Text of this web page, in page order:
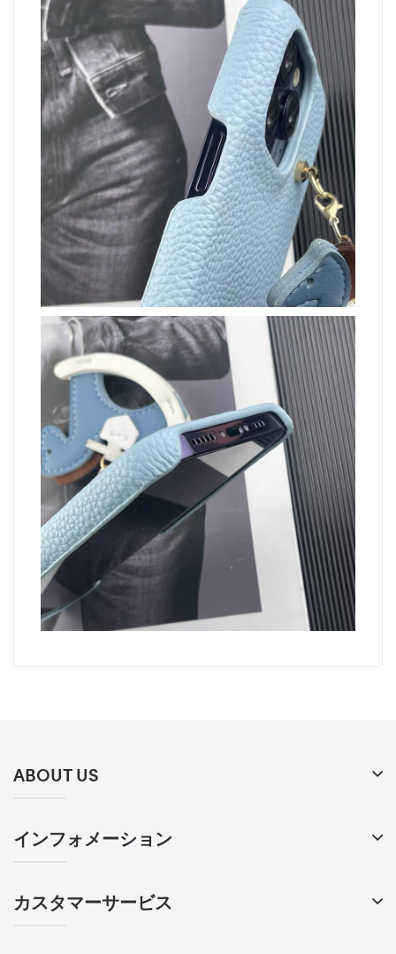
ABOUT US
インフォメーション
カスタマーサービス